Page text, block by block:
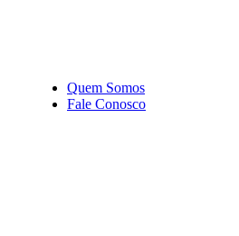
Quem Somos
Fale Conosco